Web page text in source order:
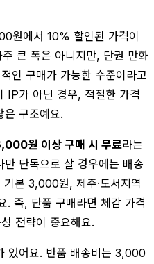
원에서 10% 할인된 가격이
큰 폭은 아니지만, 단권 만화
인 구매가 가능한 수준이라고
IP가 아닌 경우, 적절한 가격
은 구조예요.
원 이상 구매 시 무료라는
단독으로 살 경우에는 배송
본 3,000원, 제주·도서지역
. 즉, 단품 구매라면 체감 가격
전략이 중요해요.
있어요. 반품 배송비는 3,000